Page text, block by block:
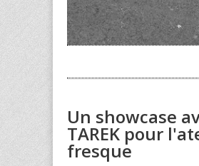
Un showcase
TAREK pour
fresque